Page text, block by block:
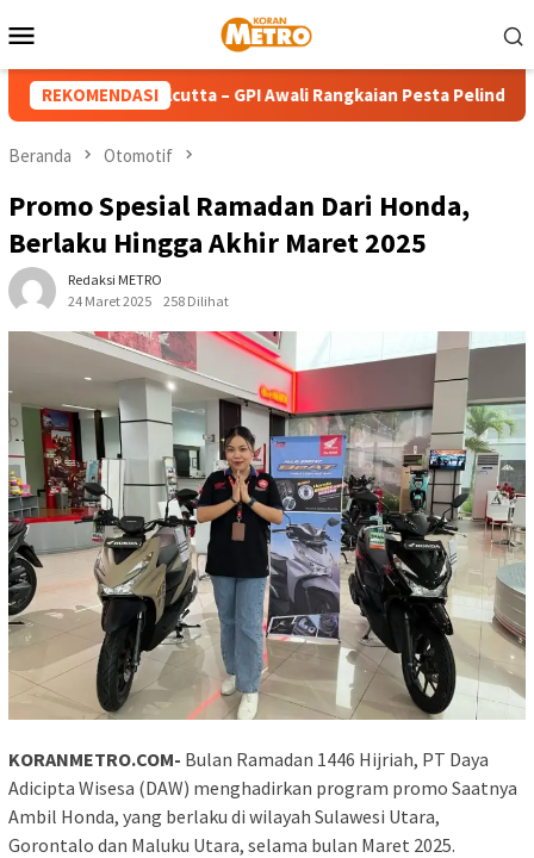
ke
Mobile
REKOMENDASI
Teresa Calcutta – GPI Awali Rangkaian Pesta Pelindung
Beranda Otomotif
Promo Spesial Ramadan Dari Honda,
Berlaku Hingga Akhir Maret 2025
Redaksi METRO
24 Maret 2025
258 Dilihat
KORANMETRO.COM- Bulan Ramadan 1446 Hijriah, PT Daya
Adicipta Wisesa (DAW) menghadirkan program promo Saatnya
Ambil Honda, yang berlaku di wilayah Sulawesi Utara,
Gorontalo dan Maluku Utara, selama bulan Maret 2025.